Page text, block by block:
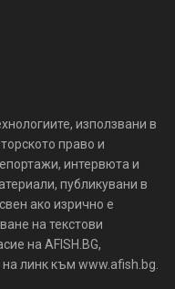
използвани в
право и
интервюта и
публикувани в
ако изрично е
на текстови
на AFISH.BG,
линк към www.afish.bg.